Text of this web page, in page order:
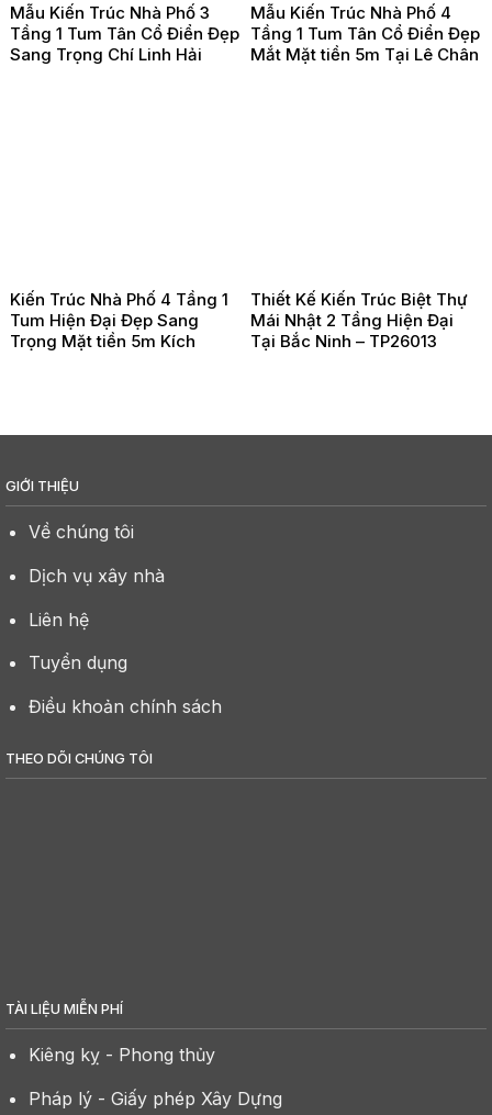
Mẫu Kiến Trúc Nhà Phố 3
Tầng 1 Tum Tân Cổ Điển Đẹp
Sang Trọng Chí Linh Hải
Mẫu Kiến Trúc Nhà Phố 4
Tầng 1 Tum Tân Cổ Điển Đẹp
Mắt Mặt tiền 5m Tại Lê Chân
Kiến Trúc Nhà Phố 4 Tầng 1
Tum Hiện Đại Đẹp Sang
Trọng Mặt tiền 5m Kích
Thiết Kế Kiến Trúc Biệt Thự
Mái Nhật 2 Tầng Hiện Đại
Tại Bắc Ninh – TP26013
GIỚI THIỆU
Về chúng tôi
Dịch vụ xây nhà
Liên hệ
Tuyển dụng
Điều khoản chính sách
THEO DÕI CHÚNG TÔI
TÀI LIỆU MIỄN PHÍ
Kiêng kỵ - Phong thủy
Pháp lý - Giấy phép Xây Dựng